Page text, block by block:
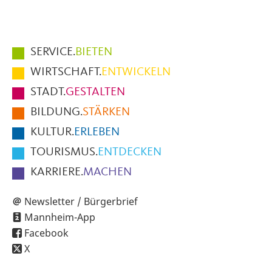
Hauptmenüpunkte
im
Fußbereich
der
Seite
SERVICE.BIETEN
WIRTSCHAFT.ENTWICKELN
STADT.GESTALTEN
BILDUNG.STÄRKEN
KULTUR.ERLEBEN
TOURISMUS.ENTDECKEN
KARRIERE.MACHEN
Newsletter / Bürgerbrief
Mannheim-App
Facebook
X